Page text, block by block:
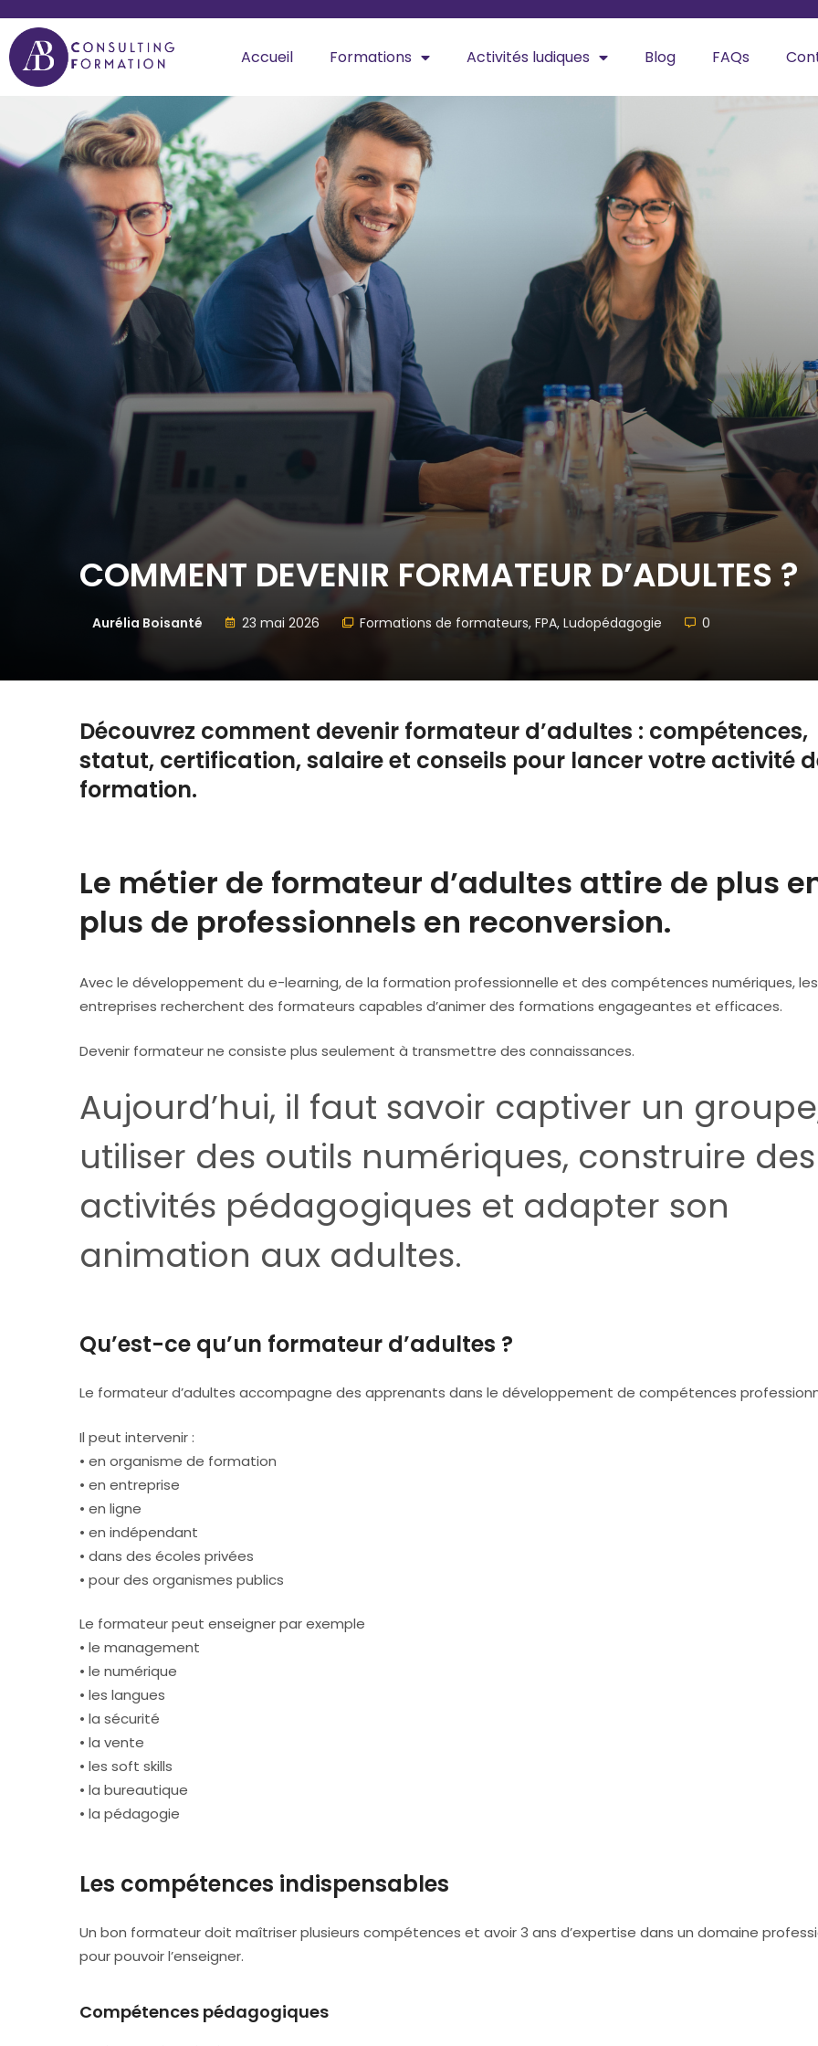
Accueil Formations Activités ludiques Blog FAQs
COMMENT DEVENIR FORMATEUR D’ADULTES ?
Aurélia Boisanté 23 mai 2026 Formations de formateurs, FPA, Ludopédagogie 0
Découvrez comment devenir formateur d’adultes : compétences,
statut, certification, salaire et conseils pour lancer votre activité
formation.
Le métier de formateur d’adultes attire de plus
plus de professionnels en reconversion.
Avec le développement du e-learning, de la formation professionnelle et des compétences numériques, les
entreprises recherchent des formateurs capables d’animer des formations engageantes et efficaces.
Devenir formateur ne consiste plus seulement à transmettre des connaissances.
Aujourd’hui, il faut savoir captiver un
utiliser des outils numériques, construire des
activités pédagogiques et adapter son
animation aux adultes.
Qu’est-ce qu’un formateur d’adultes ?
Le formateur d’adultes accompagne des apprenants dans le développement de compétences
Il peut intervenir :
• en organisme de formation
• en entreprise
• en ligne
• en indépendant
• dans des écoles privées
• pour des organismes publics
Le formateur peut enseigner par exemple
• le management
• le numérique
• les langues
• la sécurité
• la vente
• les soft skills
• la bureautique
• la pédagogie
Les compétences indispensables
Un bon formateur doit maîtriser plusieurs compétences et avoir 3 ans d’expertise dans un domaine
pour pouvoir l’enseigner.
Compétences pédagogiques